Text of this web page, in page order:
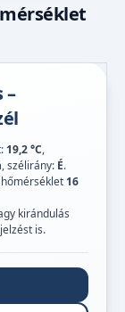
–
19,2 °C,
, szélirány: É.
16
kirándulás
is.